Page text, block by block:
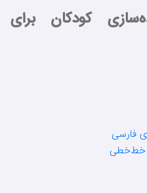
کودکان برای